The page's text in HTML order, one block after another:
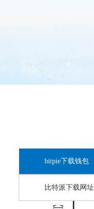
bitpie下载钱包
比特派下载网址